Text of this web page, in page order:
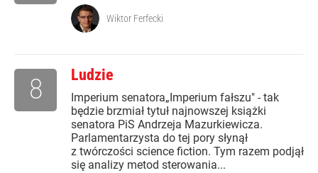
Wiktor Ferfecki
Ludzie
Imperium senatora„Imperium fałszu" - tak
będzie brzmiał tytuł najnowszej książki
senatora PiS Andrzeja Mazurkiewicza.
Parlamentarzysta do tej pory słynął
z twórczości science fiction. Tym razem podjął
się analizy metod sterowania...
8